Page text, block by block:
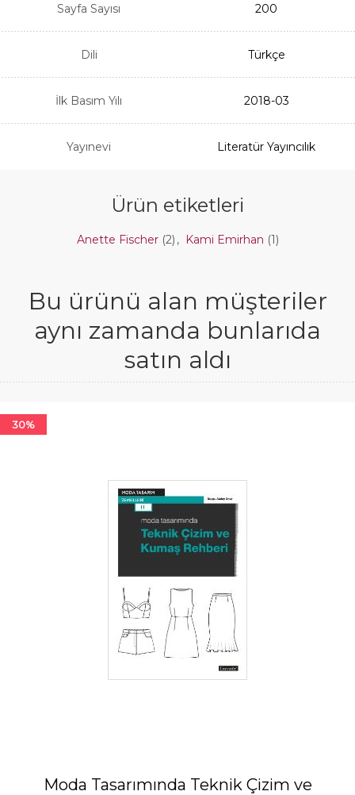
Sayfa Sayısı 200
Dili Türkçe
İlk Basım Yılı 2018-03
Yayınevi Literatür Yayıncılık
Ürün etiketleri
Anette Fischer (2) , Kami Emirhan (1)
Bu ürünü alan müşteriler
aynı zamanda bunlarıda
satın aldı
30%
Moda Tasarımında Teknik Çizim ve